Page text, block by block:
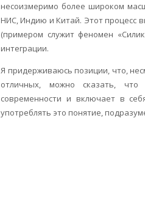
несоизме­римо более широком
НИС, Индию и Китай. Этот процесс
(примером служит феномен
интеграции.
Я придерживаюсь позиции, что,
отличных, можно сказать, что
современности и включает в
употреблять это понятие,